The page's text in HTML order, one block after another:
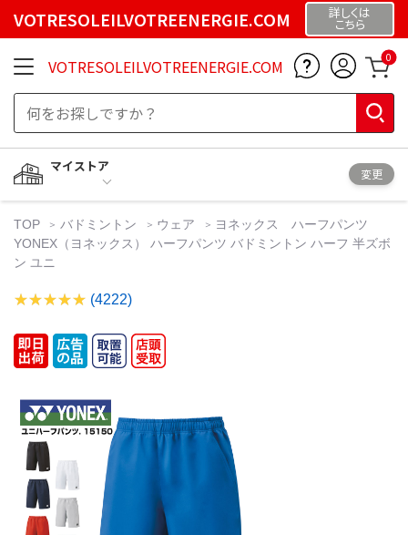
VOTRESOLEILVOTREENERGIE.COM 詳しくは
こちら
VOTRESOLEILVOTREENERGIE.COM 0
マイストア
変更
TOP バドミントン ウェア
ヨネックス ハーフパンツ
YONEX（ヨネックス） ハーフパンツ バドミントン ハーフ 半ズボ
ン ユニ
(4222)